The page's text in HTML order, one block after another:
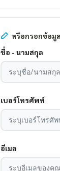
หรือกรอกข้อมู
ชื่อ - นามสกุล
เบอร์โทรศัพท์
อีเมล